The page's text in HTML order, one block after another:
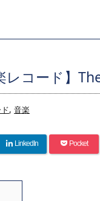
レコード】
, 音楽
LinkedIn Pocket